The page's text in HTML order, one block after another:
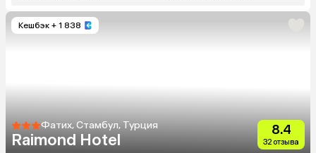
Кешбэк + 1 838
Фатих, Стамбул, Турция
Raimond Hotel
8.4
32 отзыва